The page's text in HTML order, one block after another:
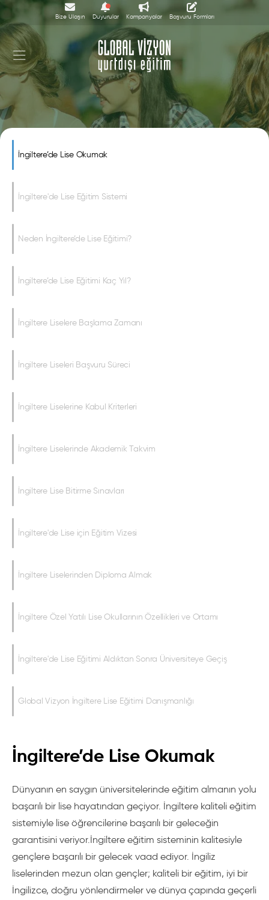
Bize Ulaşın Duyurular Kampanyalar Başvuru Formları
İngiltere’de Lise Okumak
İngiltere'de Lise Eğitim Sistemi
Neden İngiltere’de Lise Eğitimi?
İngiltere’de Lise Eğitimi Kaç Yıl?
İngiltere Liselere Başlama Zamanı
İngiltere Liseleri Başvuru Süreci
İngiltere Liselerine Kabul Kriterleri
İngiltere Liselerinde Akademik Takvim
İngiltere Lise Bitirme Sınavları
İngiltere'de Lise için Eğitim Vizesi
İngiltere Liselerinden Diploma Almak
İngiltere Özel Yatılı Lise Okullarının Özellikleri ve Ortamı
İngiltere'de Lise Eğitimi Aldıktan Sonra Üniversiteye Geçiş
Global Vizyon İngiltere Lise Eğitimi Danışmanlığı
İngiltere’de Lise Okumak
Dünyanın en saygın üniversitelerinde eğitim almanın yolu
başarılı bir lise hayatından geçiyor. İngiltere kaliteli eğitim
sistemiyle lise öğrencilerine başarılı bir geleceğin
garantisini veriyor.İngiltere eğitim sisteminin kalitesiyle
gençlere başarılı bir gelecek vaad ediyor. İngiliz
liselerinden mezun olan gençler; kaliteli bir eğitim, iyi bir
İngilizce, doğru yönlendirmeler ve dünya çapında geçerli